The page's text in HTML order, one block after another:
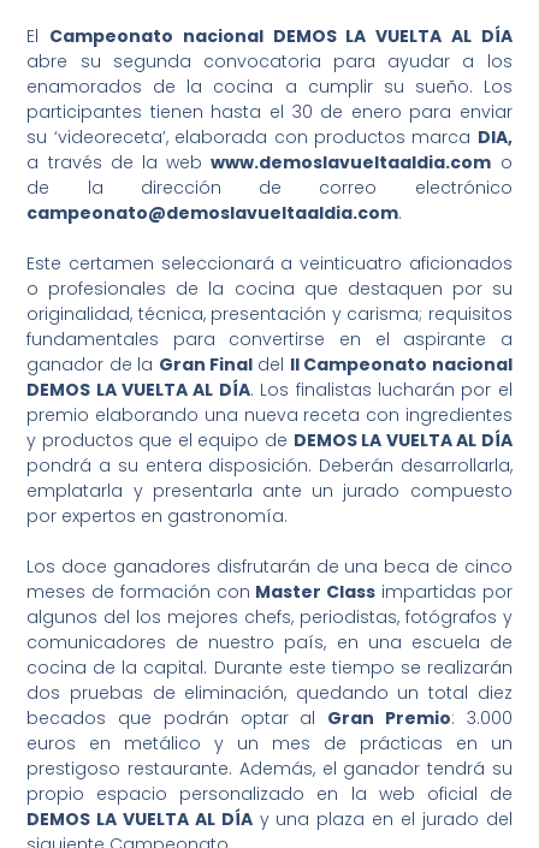
El Campeonato nacional DEMOS LA VUELTA AL DÍA
abre su segunda convocatoria para ayudar a los
enamorados de la cocina a cumplir su sueño. Los
participantes tienen hasta el 30 de enero para enviar
su ‘videoreceta’, elaborada con productos marca DIA,
a través de la webwww.demoslavueltaaldia.com o
de la dirección de correo electrónico
campeonato@demoslavueltaaldia.com.
Este certamen seleccionará a veinticuatro aficionados
o profesionales de la cocina que destaquen por su
originalidad, técnica, presentación y carisma; requisitos
fundamentales para convertirse en el aspirante a
ganador de la Gran Final del II Campeonato nacional
DEMOS LA VUELTA AL DÍA. Los finalistas lucharán por el
premio elaborando una nueva receta con ingredientes
y productos que el equipo de DEMOS LA VUELTA AL DÍA
pondrá a su entera disposición. Deberán desarrollarla,
emplatarla y presentarla ante un jurado compuesto
por expertos en gastronomía.
Los doce ganadores disfrutarán de una beca de cinco
meses de formación con Master Class impartidas por
algunos del los mejores chefs, periodistas, fotógrafos y
comunicadores de nuestro país, en una escuela de
cocina de la capital. Durante este tiempo se realizarán
dos pruebas de eliminación, quedando un total diez
becados que podrán optar al Gran Premio: 3.000
euros en metálico y un mes de prácticas en un
prestigoso restaurante. Además, el ganador tendrá su
propio espacio personalizado en la web oficial de
DEMOS LA VUELTA AL DÍAy una plaza en el jurado del